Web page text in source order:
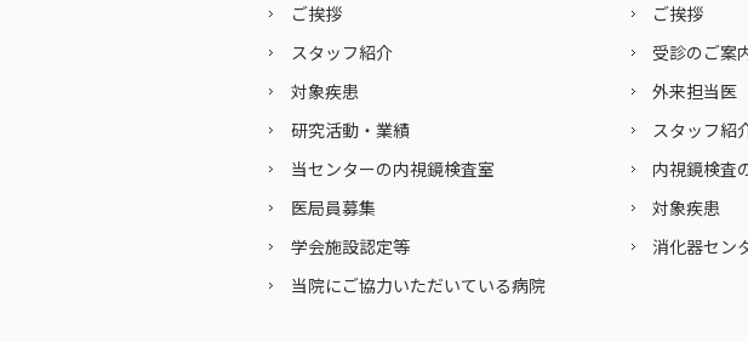
ご挨拶
スタッフ紹介
対象疾患
研究活動・業績
当センターの内視鏡検査室
医局員募集
学会施設認定等
当院にご協力いただいている病院
ご挨拶
受診のご案
外来担当医
スタッフ紹
内視鏡検査
対象疾患
消化器セン